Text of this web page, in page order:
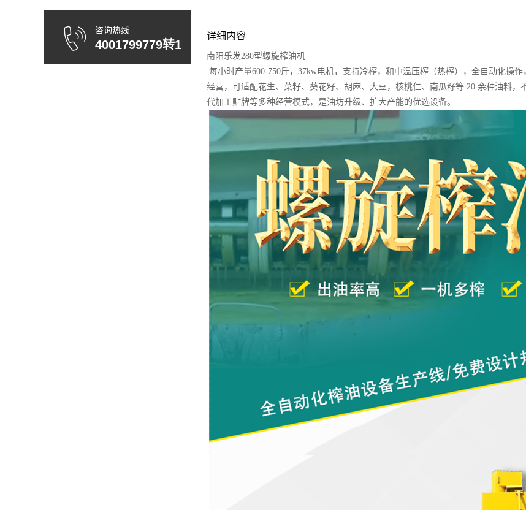
咨询热线
4001799779转1
详细内容
南阳乐发280型螺旋榨油机
每小时产量600-750斤，37kw电机，支持冷榨，和中温压榨（热榨），全自动化操
经营，可适配花生、菜籽、葵花籽、胡麻、大豆，核桃仁、南瓜籽等 20 余种油料，
代加工贴牌等多种经营模式，是油坊升级、扩大产能的优选设备。